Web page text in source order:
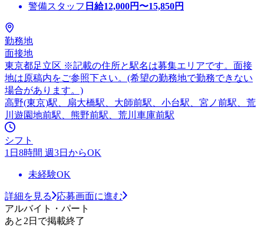
警備スタッフ 日給12,000円〜15,850円
勤務地
面接地
東京都足立区 ※記載の住所と駅名は募集エリアです。面接
地は原稿内をご参照下さい。(希望の勤務地で勤務できない
場合があります。)
高野(東京)駅、扇大橋駅、大師前駅、小台駅、宮ノ前駅、荒
川遊園地前駅、熊野前駅、荒川車庫前駅
シフト
1日8時間 週3日からOK
未経験OK
詳細を見る
応募画面に進む
アルバイト・パート
あと2日で掲載終了